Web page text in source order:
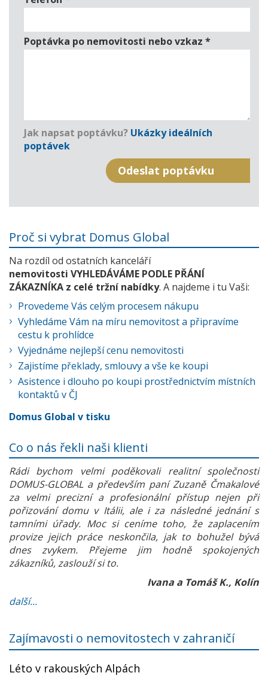
Poptávka po nemovitosti nebo vzkaz *
Jak napsat poptávku? Ukázky ideálních
poptávek
Proč si vybrat Domus Global
Na rozdíl od ostatních kanceláří
nemovitosti VYHLEDÁVÁME PODLE PŘÁNÍ
ZÁKAZNÍKA z celé tržní nabídky. A najdeme i tu Vaši:
Provedeme Vás celým procesem nákupu
Vyhledáme Vám na míru nemovitost a připravíme
cestu k prohlídce
Vyjednáme nejlepší cenu nemovitosti
Zajistíme překlady, smlouvy a vše ke koupi
Asistence i dlouho po koupi prostřednictvím místních
kontaktů v ČJ
Domus Global v tisku
Co o nás řekli naši klienti
Rádi bychom velmi poděkovali realitní společnosti
DOMUS-GLOBAL a především paní Zuzaně Čmakalové
za velmi precizní a profesionální přístup nejen při
pořizování domu v Itálii, ale i za následné jednání s
tamními úřady. Moc si ceníme toho, že zaplacením
provize jejich práce neskončila, jak to bohužel bývá
dnes zvykem. Přejeme jim hodně spokojených
zákazníků, zaslouží si to.
Ivana a Tomáš K., Kolín
další...
Zajímavosti o nemovitostech v zahraničí
Léto v rakouských Alpách